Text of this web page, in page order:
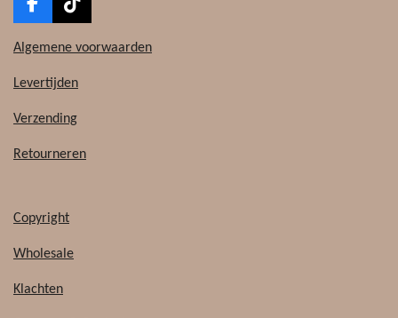
F
c
b
o
T
k
o
Algemene voorwaarden
Levertijden
Verzending
Retourneren
Copyright
Wholesale
Klachten